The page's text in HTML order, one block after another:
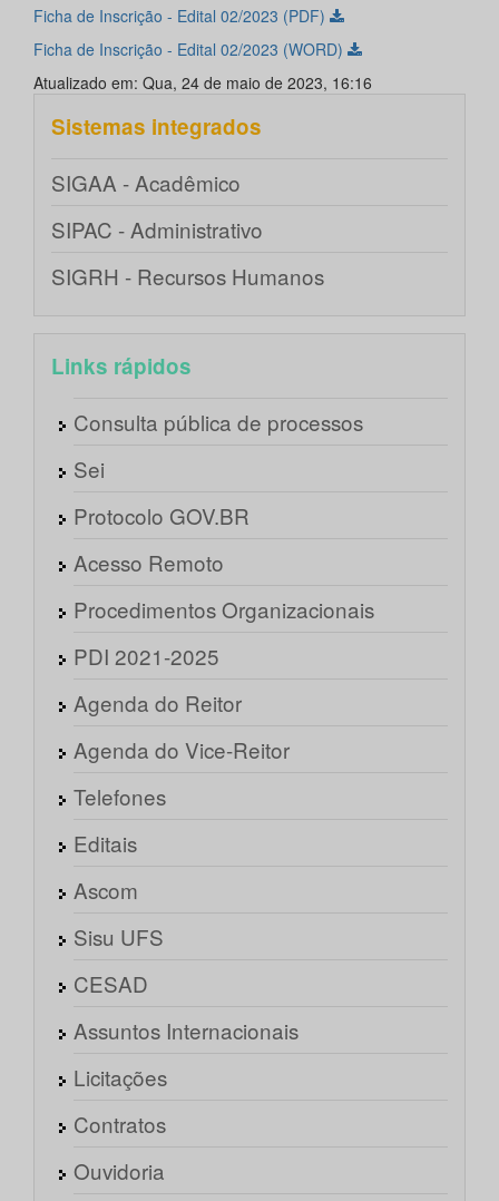
Ficha de Inscrição - Edital 02/2023 (PDF)
Ficha de Inscrição - Edital 02/2023 (WORD)
Atualizado em: Qua, 24 de maio de 2023, 16:16
Sistemas integrados
SIGAA - Acadêmico
SIPAC - Administrativo
SIGRH - Recursos Humanos
Links rápidos
Consulta pública de processos
Sei
Protocolo GOV.BR
Acesso Remoto
Procedimentos Organizacionais
PDI 2021-2025
Agenda do Reitor
Agenda do Vice-Reitor
Telefones
Editais
Ascom
Sisu UFS
CESAD
Assuntos Internacionais
Licitações
Contratos
Ouvidoria